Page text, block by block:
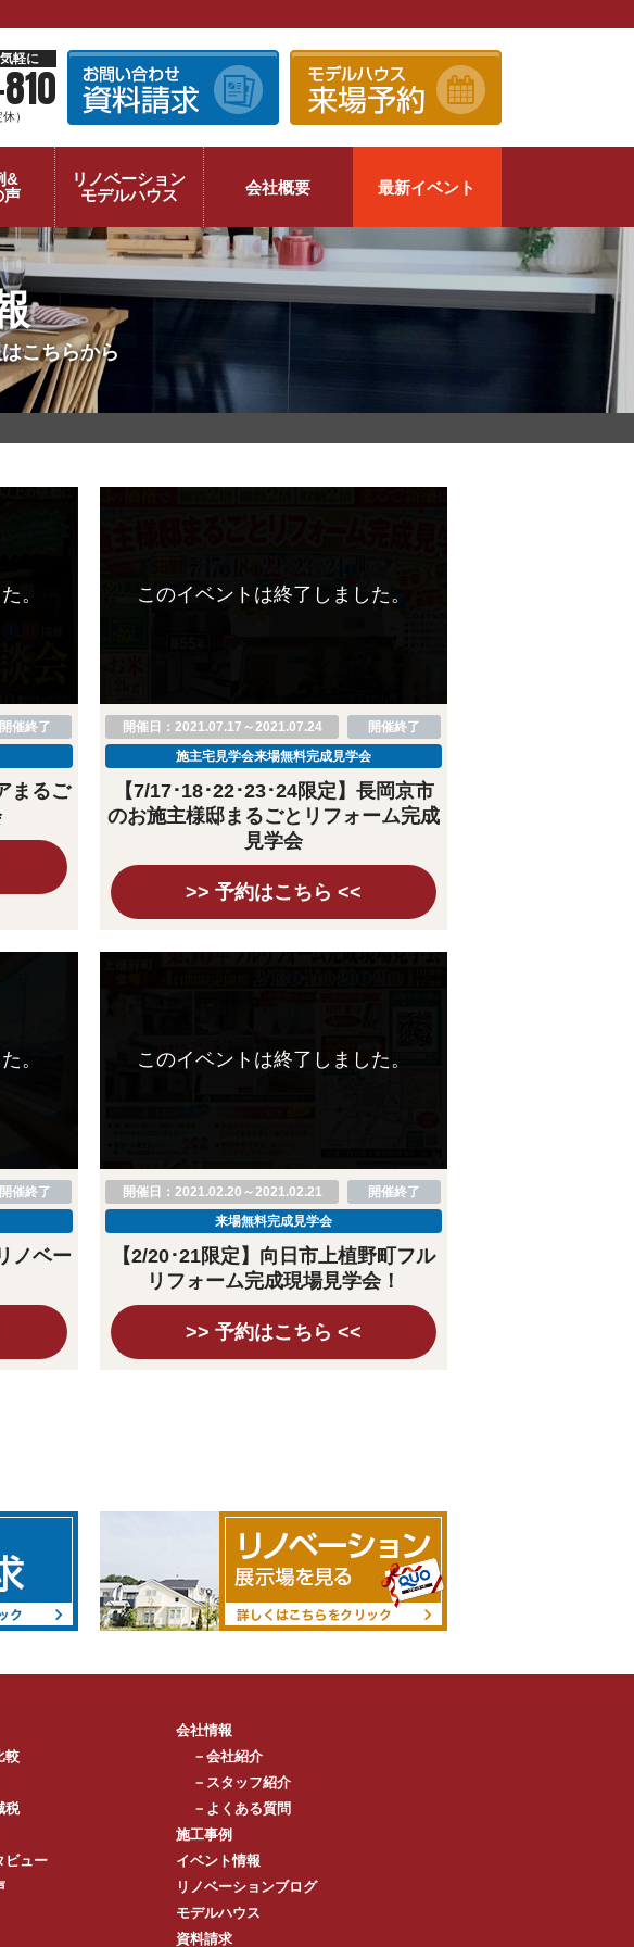
軽に
）
&
声
リノベーション
モデルハウス
会社概要 最新イベント
こちらから
。
開催終了
まるご
このイベントは終了しました。
開催日：2021.07.17～2021.07.24
開催終了
施主宅見学会来場無料完成見学会
【7/17･18･22･23･24限定】長岡京市
のお施主様邸まるごとリフォーム完成
見学会
>> 予約はこちら <<
。
開催終了
ノベー
このイベントは終了しました。
開催日：2021.02.20～2021.02.21
開催終了
来場無料完成見学会
【2/20･21限定】向日市上植野町フル
リフォーム完成現場見学会！
>> 予約はこちら <<
較
税
ビュー
会社情報
－会社紹介
－スタッフ紹介
－よくある質問
施工事例
イベント情報
リノベーションブログ
モデルハウス
資料請求